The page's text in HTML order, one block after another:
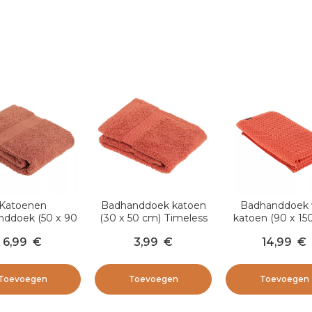
(50 x 90
6,99 €
Badhanddoek katoen
(30 x 50 cm) Timeless
3,99 €
Toevoegen
Badhanddoek
katoen (90 x
14,99 €
Toevoegen